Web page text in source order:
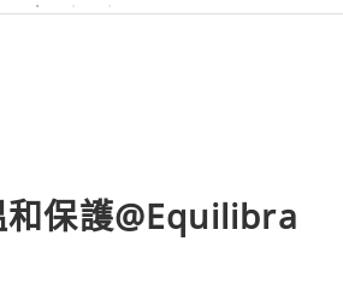
和保護@Equilibra